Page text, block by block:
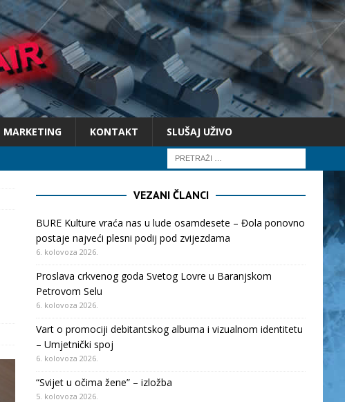
MARKETING KONTAKT SLUŠAJ UŽIVO
VEZANI ČLANCI
BURE Kulture vraća nas u lude osamdesete – Đola ponovno
postaje najveći plesni podij pod zvijezdama
6. kolovoza 2026.
Proslava crkvenog goda Svetog Lovre u Baranjskom
Petrovom Selu
6. kolovoza 2026.
Vart o promociji debitantskog albuma i vizualnom identitetu
– Umjetnički spoj
6. kolovoza 2026.
“Svijet u očima žene” – izložba
5. kolovoza 2026.